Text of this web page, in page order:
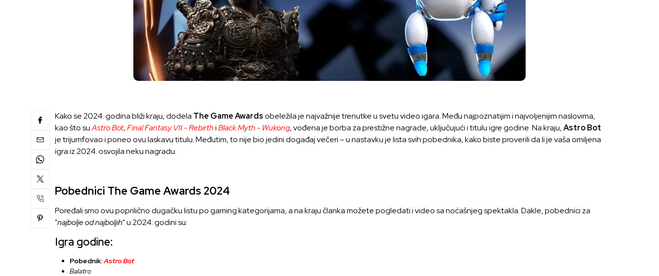
Kako se 2024. godina bliži kraju, dodela The Game Awardsobeležila je najvažnije trenutke u svetu video igara. Među najpoznatijim i najvoljenijim naslovima,
kao što suAstro Bot,Final Fantasy VII - RebirthiBlack Myth - Wukong, vođena je borba za prestižne nagrade, uključujući i titulu igre godine. Na kraju,Astro Bot
je trijumfovao i poneo ovu laskavu titulu. Međutim, to nije bio jedini događaj večeri – u nastavku je lista svih pobednika, kako biste proverili da li je vaša omiljena
igra iz 2024. osvojila neku nagradu.
Pobednici The Game Awards 2024
Poređali smo ovu poprilično dugačku listu po gaming kategorijama, a na kraju članka možete pogledati i video sa noćašnjeg spektakla. Dakle, pobednici za
"najbolje od najboljih" u 2024. godini su:
Igra godine:
Pobednik:Astro Bot
Balatro